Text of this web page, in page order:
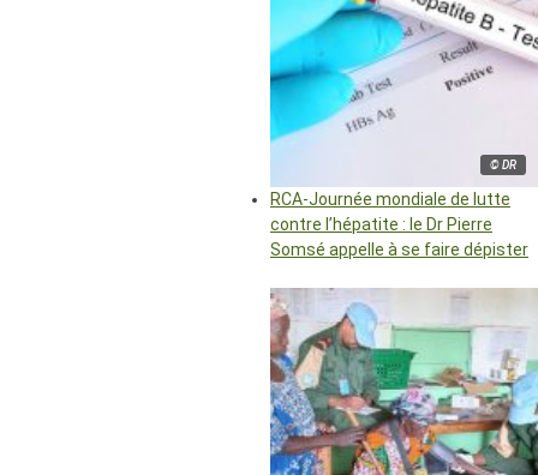
© DR
RCA-Journée mondiale de lutte
contre l’hépatite : le Dr Pierre
Somsé appelle à se faire dépister